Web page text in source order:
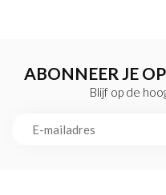
ABONNEER JE
Blijf op de